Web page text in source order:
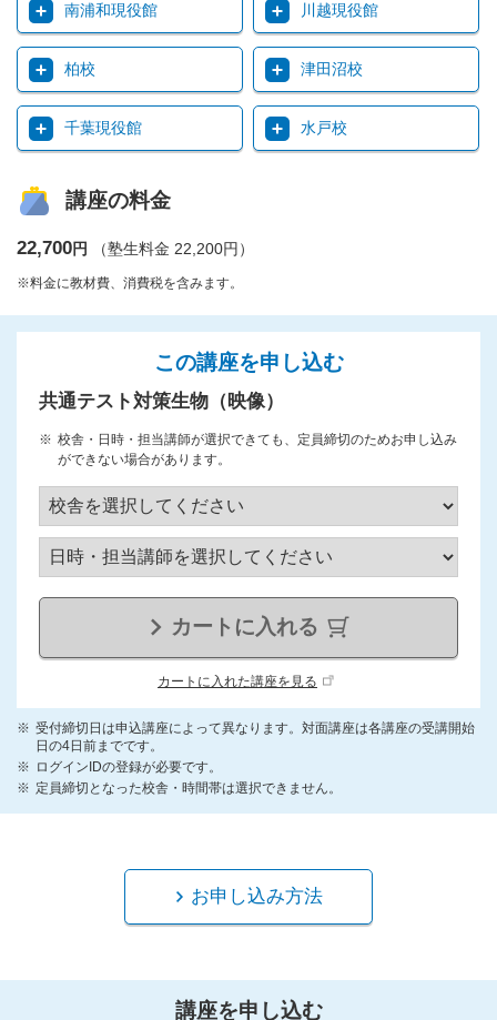
南浦和現役館 川越現役館
柏校 津田沼校
千葉現役館 水戸校
講座の料金
22,700円 （塾生料金 22,200円）
※料金に教材費、消費税を含みます。
この講座を申し込む
共通テスト対策生物（映像）
校舎・日時・担当講師が選択できても、定員締切のためお申し込み
ができない場合があります。
カートに入れる
カートに入れた講座を見る
受付締切日は申込講座によって異なります。対面講座は各講座の受講開始
日の4日前までです。
ログインIDの登録が必要です。
定員締切となった校舎・時間帯は選択できません。
お申し込み方法
講座を申し込む